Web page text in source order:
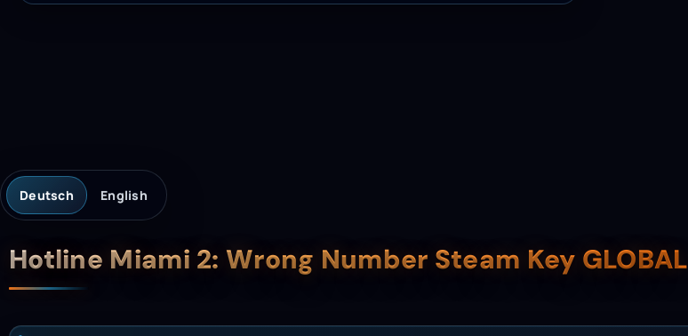
Deutsch English
Beschreibung
Hotline Miami 2: Wrong Number Steam Key GLOBAL